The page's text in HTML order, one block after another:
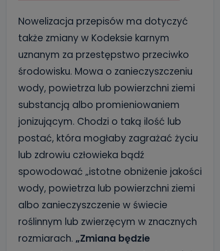
Nowelizacja przepisów ma dotyczyć
także zmiany w Kodeksie karnym
uznanym za przestępstwo przeciwko
środowisku. Mowa o zanieczyszczeniu
wody, powietrza lub powierzchni ziemi
substancją albo promieniowaniem
jonizującym. Chodzi o taką ilość lub
postać, która mogłaby zagrażać życiu
lub zdrowiu człowieka bądź
spowodować „istotne obniżenie jakości
wody, powietrza lub powierzchni ziemi
albo zanieczyszczenie w świecie
roślinnym lub zwierzęcym w znacznych
rozmiarach. „Zmiana będzie